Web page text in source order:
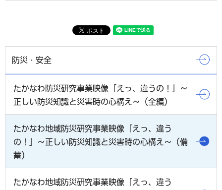
防災・安全
たかなわ防災研究事業映像「えっ、違うの！」～
正しい防災知識と災害時の心構え～（全編）
たかなわ地域防災研究事業映像「えっ、違う
の！」～正しい防災知識と災害時の心構え～（備
蓄）
たかなわ地域防災研究事業映像「えっ、違う